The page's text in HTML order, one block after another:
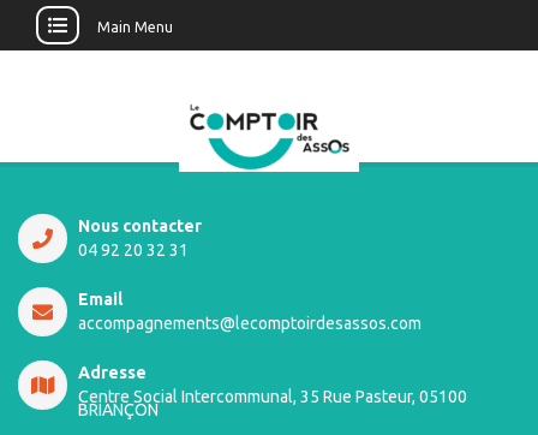
Main Menu
Nous contacter
04 92 20 32 31
Email
accompagnements@lecomptoirdesassos.com
Adresse
Centre Social Intercommunal, 35 Rue Pasteur, 05100
BRIANÇON